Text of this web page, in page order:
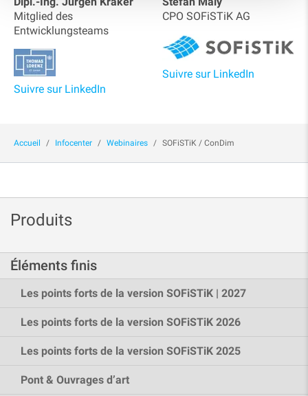
Mitglied des
Entwicklungsteams
Suivre sur LinkedIn
CPO SOFiSTiK AG
Suivre sur LinkedIn
Accueil Infocenter Webinaires SOFiSTiK / ConDim
Produits
Éléments finis
Les points forts de la version SOFiSTiK | 2027
Les points forts de la version SOFiSTiK 2026
Les points forts de la version SOFiSTiK 2025
Pont & Ouvrages d’art